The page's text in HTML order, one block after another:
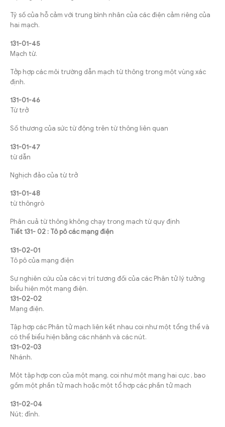
Tỷ số của hỗ cảm với trung bình nhân của các điện cảm riêng của
hai mạch.
131-01-45
Mạch từ.
Tởp hợp các môi trường dẫn mạch từ thông trong một vùng xác
định.
131-01-46
Từ trở
Số thương của sức từ động trên từ thông liên quan
131-01-47
từ dẫn
Nghịch đảo của từ trở
131-01-48
từ thôngrò
Phân cuả từ thông không chạy trong mạch từ quy định
Tiết 131- 02 : Tô pô các mạng điện
131-02-01
Tô pô của mạng điện
Sự nghiên cứu của các vị trí tương đối của các Phân tử lý tưởng
biểu hiện một mạng điện.
131-02-02
Mạng điện.
Tập hợp các Phân tử mạch liên kết nhau coi như một tổng thể và
có thể biểu hiện bằng các nhánh và các nút.
131-02-03
Nhánh.
Một tập hợp con của một mạng, coi như một mạng hai cực , bao
gồm một phần tử mạch hoặc một tổ hợp các phần tử mạch
131-02-04
Nút; đỉnh.